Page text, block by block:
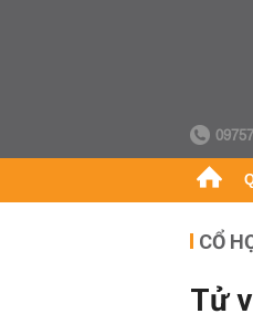
CỔ
Tử